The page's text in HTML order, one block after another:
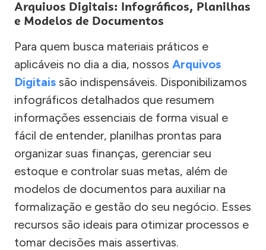
Arquivos Digitais: Infográficos, Planilhas
e Modelos de Documentos
Para quem busca materiais práticos e
aplicáveis no dia a dia, nossos Arquivos
Digitais são indispensáveis. Disponibilizamos
infográficos detalhados que resumem
informações essenciais de forma visual e
fácil de entender, planilhas prontas para
organizar suas finanças, gerenciar seu
estoque e controlar suas metas, além de
modelos de documentos para auxiliar na
formalização e gestão do seu negócio. Esses
recursos são ideais para otimizar processos e
tomar decisões mais assertivas.